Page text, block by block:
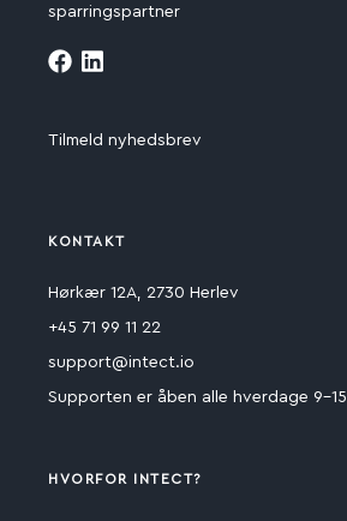
sparringspartner
Tilmeld nyhedsbrev
KONTAKT
Hørkær 12A, 2730 Herlev
+45 71 99 11 22
support@intect.io
Supporten er åben alle hverdage 9-15
HVORFOR INTECT?